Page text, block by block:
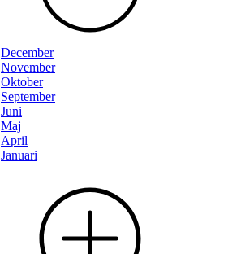
December
November
Oktober
September
Juni
Maj
April
Januari